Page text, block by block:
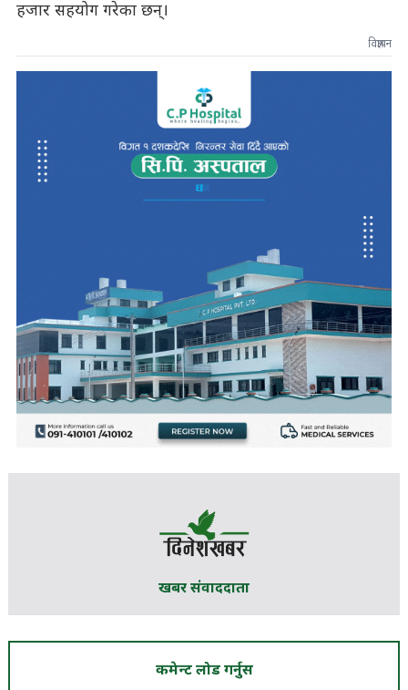
हजार सहयोग गरेका छन्।
विज्ञापन
खबर संवाददाता
कमेन्ट लोड गर्नुस